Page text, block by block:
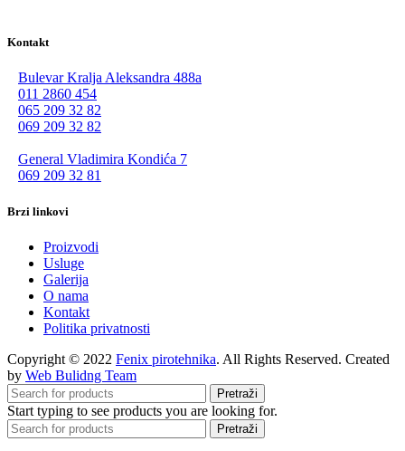
Kontakt
Bulevar Kralja Aleksandra 488a
011 2860 454
065 209 32 82
069 209 32 82
General Vladimira Kondića 7
069 209 32 81
Brzi linkovi
Proizvodi
Usluge
Galerija
O nama
Kontakt
Politika privatnosti
Copyright © 2022 Fenix pirotehnika. All Rights Reserved. Created
by Web Bulidng Team
Pretraži
Start typing to see products you are looking for.
Pretraži